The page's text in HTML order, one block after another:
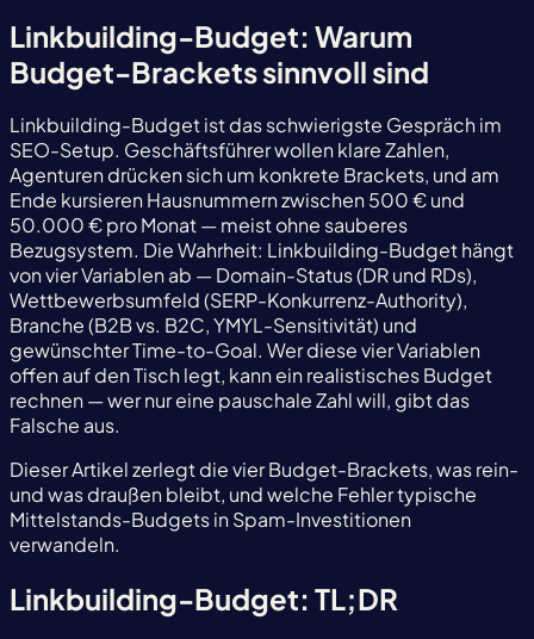
Linkbuilding-Budget: Warum
Budget-Brackets sinnvoll sind
Linkbuilding-Budget ist das schwierigste Gespräch im
SEO-Setup. Geschäftsführer wollen klare Zahlen,
Agenturen drücken sich um konkrete Brackets, und am
Ende kursieren Hausnummern zwischen 500 € und
50.000 € pro Monat — meist ohne sauberes
Bezugsystem. Die Wahrheit: Linkbuilding-Budget hängt
von vier Variablen ab — Domain-Status (DR und RDs),
Wettbewerbsumfeld (SERP-Konkurrenz-Authority),
Branche (B2B vs. B2C, YMYL-Sensitivität) und
gewünschter Time-to-Goal. Wer diese vier Variablen
offen auf den Tisch legt, kann ein realistisches Budget
rechnen — wer nur eine pauschale Zahl will, gibt das
Falsche aus.
Dieser Artikel zerlegt die vier Budget-Brackets, was rein-
und was draußen bleibt, und welche Fehler typische
Mittelstands-Budgets in Spam-Investitionen
verwandeln.
Linkbuilding-Budget: TL;DR